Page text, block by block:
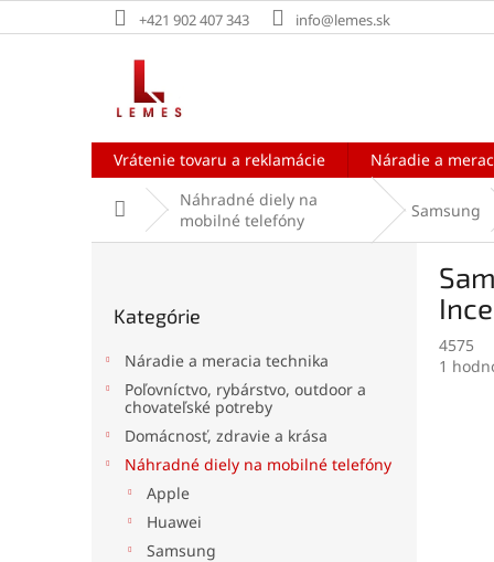
na
+421 902 407 343 info@lemes.sk
Vrátenie tovaru a reklamácie Náradie a
DomovNáhradné diely na
mobilné telefóny
Samsung
kategórie
Kategórie
Náradie a meracia technika
Poľovníctvo, rybárstvo, outdoor a
chovateľské potreby
Domácnosť, zdravie a krása
Náhradné diely na mobilné telefóny
Apple
Huawei
Samsung
4575
1